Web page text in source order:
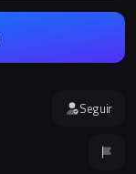
Seguir